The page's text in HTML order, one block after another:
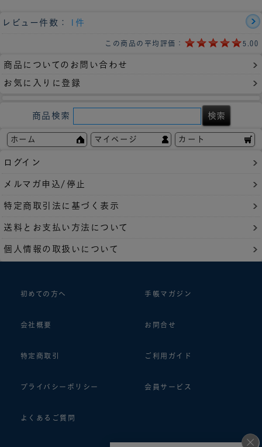
レビュー件数： 1件
この商品の平均評価： 5.00
商品についてのお問い合わせ
お気に入りに登録
商品検索
ホーム マイページ カート
ログイン
メルマガ申込/停止
特定商取引法に基づく表示
送料とお支払い方法について
個人情報の取扱いについて
初めての方へ 手帳マガジン
会社概要 お問合せ
特定商取引 ご利用ガイド
プライバシーポリシー 会員サービス
よくあるご質問